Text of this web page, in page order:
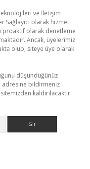
ve İletişim
Sağlayıcı olarak hizmet
proaktif olarak denetleme
Ancak, üyelerimiz
olup, siteye üye olarak
düşündüğünüz
adresine bildirmeniz
kaldırılacaktır.